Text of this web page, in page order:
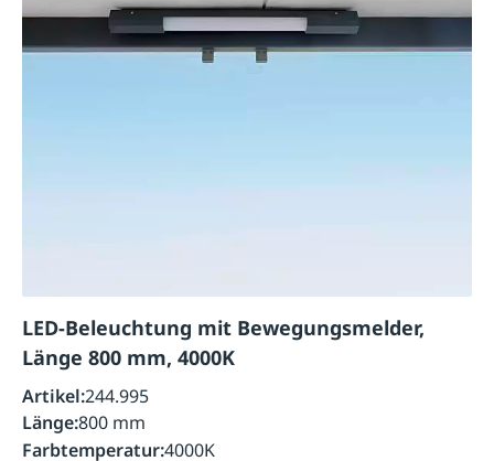
LED-Beleuchtung mit Bewegungsmelder,
Länge 800 mm, 4000K
Artikel:244.995
Länge:800 mm
Farbtemperatur:4000K